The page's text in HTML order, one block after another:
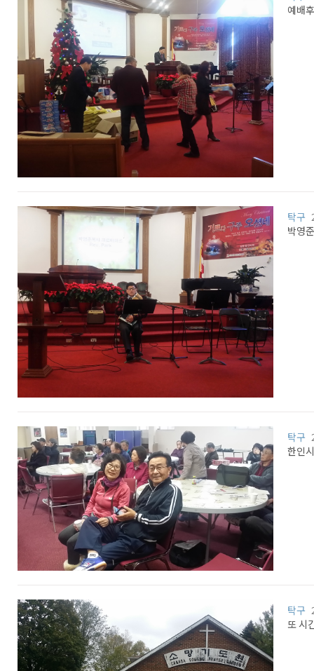
예배
탁구
박영
탁구
한인
탁구
또 시